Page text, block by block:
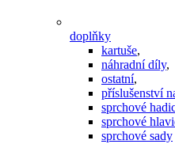
doplňky
kartuše,
náhradní díly,
ostatní,
příslušenství
sprchové
sprchové
sprchové sady